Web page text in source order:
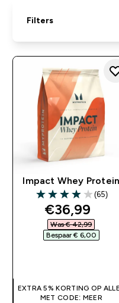
Filters
Impact Whey Protein
3.95 out of 5 stars
(65)
discounted
€36,99‎
Was € 42,99‎
Bespaar € 6,00‎
EXTRA 5% KORTING OP
MET CODE: MEER